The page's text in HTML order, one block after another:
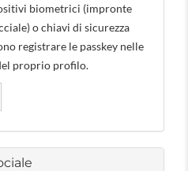
biometrici (impronte
o chiavi di sicurezza
registrare le passkey nelle
proprio profilo.